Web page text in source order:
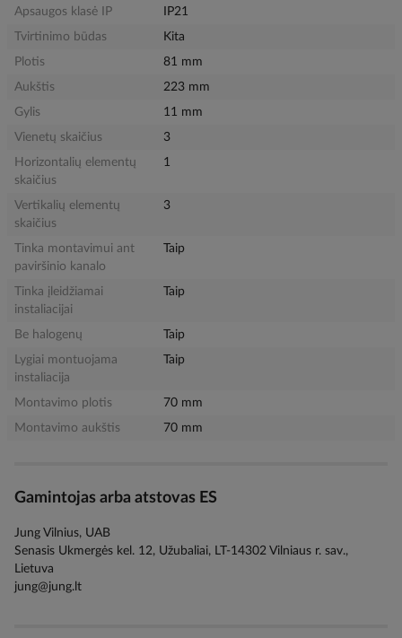
Apsaugos klasė IP
IP21
Tvirtinimo būdas
Kita
Plotis
81 mm
Aukštis
223 mm
Gylis
11 mm
Vienetų skaičius
3
Horizontalių elementų
skaičius
1
Vertikalių elementų
skaičius
3
Tinka montavimui ant
paviršinio kanalo
Taip
Tinka įleidžiamai
instaliacijai
Taip
Be halogenų
Taip
Lygiai montuojama
instaliacija
Taip
Montavimo plotis
70 mm
Montavimo aukštis
70 mm
Gamintojas arba atstovas ES
Jung Vilnius, UAB
Senasis Ukmergės kel. 12, Užubaliai, LT-14302 Vilniaus r. sav.,
Lietuva
jung@jung.lt